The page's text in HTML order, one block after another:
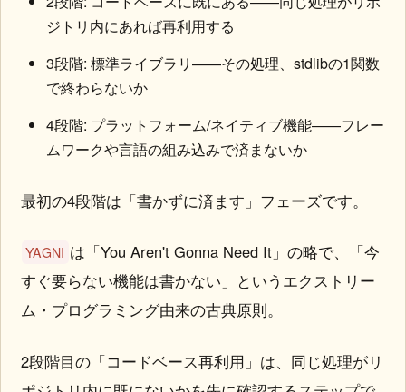
ジトリ内にあれば再利用する
3段階: 標準ライブラリ——その処理、stdlibの1関数
で終わらないか
4段階: プラットフォーム/ネイティブ機能——フレー
ムワークや言語の組み込みで済まないか
最初の4段階は「書かずに済ます」フェーズです。
YAGNI は「You Aren't Gonna Need It」の略で、「今
すぐ要らない機能は書かない」というエクストリー
ム・プログラミング由来の古典原則。
2段階目の「コードベース再利用」は、同じ処理がリ